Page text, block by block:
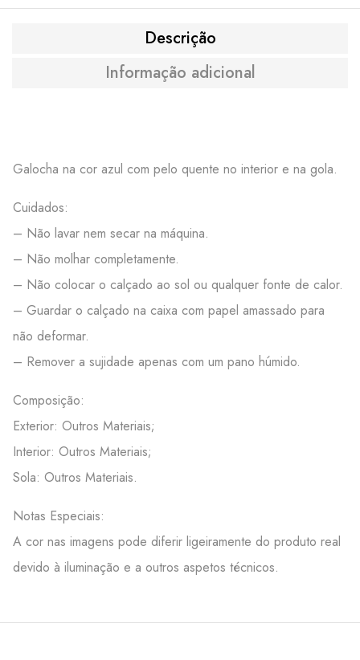
Descrição
Informação adicional
Galocha na cor azul com pelo quente no interior e na gola.
Cuidados:
– Não lavar nem secar na máquina.
– Não molhar completamente.
– Não colocar o calçado ao sol ou qualquer fonte de calor.
– Guardar o calçado na caixa com papel amassado para
não deformar.
– Remover a sujidade apenas com um pano húmido.
Composição:
Exterior: Outros Materiais;
Interior: Outros Materiais;
Sola: Outros Materiais.
Notas Especiais:
A cor nas imagens pode diferir ligeiramente do produto real
devido à iluminação e a outros aspetos técnicos.